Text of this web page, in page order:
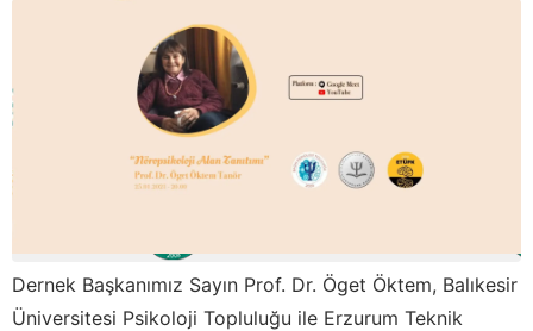
Dernek Başkanımız Sayın Prof. Dr. Öget Öktem, Balıkesir
Üniversitesi Psikoloji Topluluğu ile Erzurum Teknik